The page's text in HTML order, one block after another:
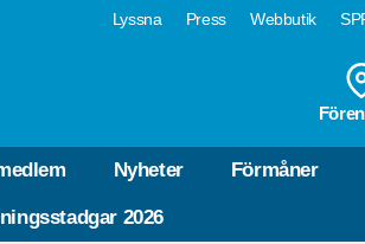
Lyssna Press Webbutik
Nyheter Förmåner
2026